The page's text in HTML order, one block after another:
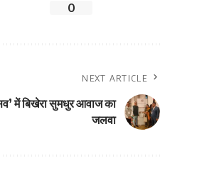
0
NEXT ARTICLE
में बिखेरा सुमधुर आवाज का
जलवा